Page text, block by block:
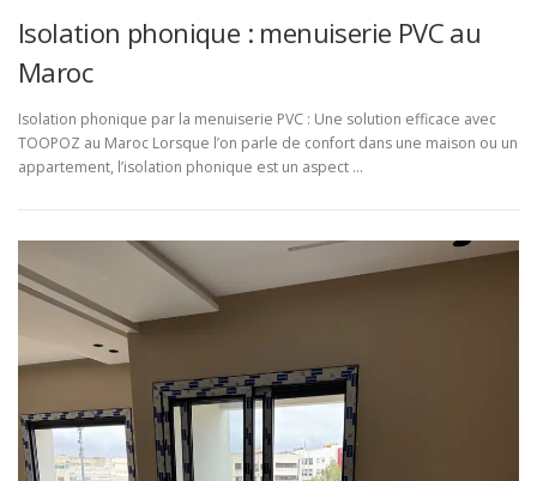
Isolation phonique : menuiserie PVC au
Maroc
Isolation phonique par la menuiserie PVC : Une solution efficace avec
TOOPOZ au Maroc Lorsque l’on parle de confort dans une maison ou un
appartement, l’isolation phonique est un aspect …